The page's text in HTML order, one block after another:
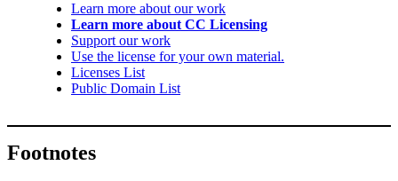
Learn more about our work
Learn more about CC Licensing
Support our work
Use the license for your own material.
Licenses List
Public Domain List
Footnotes